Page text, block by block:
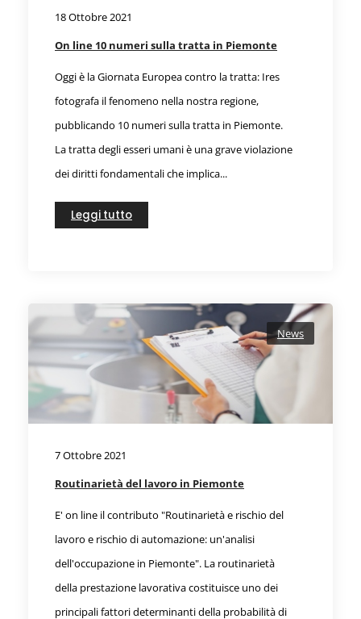
18 Ottobre 2021
On line 10 numeri sulla tratta in Piemonte
Oggi è la Giornata Europea contro la tratta: Ires
fotografa il fenomeno nella nostra regione,
pubblicando 10 numeri sulla tratta in Piemonte.
La tratta degli esseri umani è una grave violazione
dei diritti fondamentali che implica...
Leggi tutto
News
7 Ottobre 2021
Routinarietà del lavoro in Piemonte
E' on line il contributo "Routinarietà e rischio del
lavoro e rischio di automazione: un'analisi
dell'occupazione in Piemonte". La routinarietà
della prestazione lavorativa costituisce uno dei
principali fattori determinanti della probabilità di